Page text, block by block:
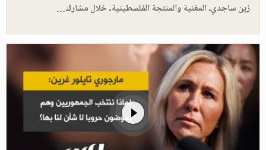
زين ساجدي، المغنية والمنتجة الفلسطينية، خلال مشارك…